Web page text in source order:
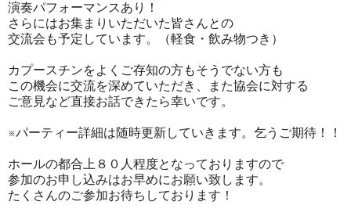
演奏パフォーマンスあり！
さらにはお集まりいただいた皆さんとの
交流会も予定しています。（軽食・飲み物つき）
カプースチンをよくご存知の方もそうでない方も
この機会に交流を深めていただき、また協会に対する
ご意見など直接お話できたら幸いです。
※パーティー詳細は随時更新していきます。乞うご期待！！
ホールの都合上８０人程度となっておりますので
参加のお申し込みはお早めにお願い致します。
たくさんのご参加お待ちしております！